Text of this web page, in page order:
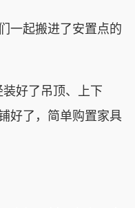
起搬进了安置点的
好了吊顶、上下
好了，简单购置家具